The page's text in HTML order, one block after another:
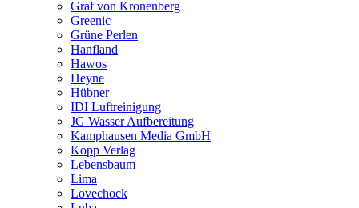
Graf von Kronenberg
Greenic
Grüne Perlen
Hanfland
Hawos
Heyne
Hübner
IDI Luftreinigung
JG Wasser Aufbereitung
Kamphausen Media GmbH
Kopp Verlag
Lebensbaum
Lima
Lovechock